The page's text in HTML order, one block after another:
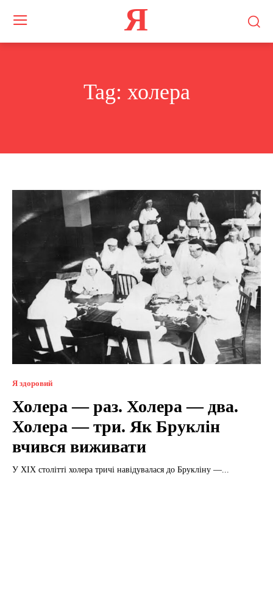
Я
Tag: холера
Я здоровий
Холера — раз. Холера — два.
Холера — три. Як Бруклін
вчився виживати
У ХІХ столітті холера тричі навідувалася до Брукліну —...